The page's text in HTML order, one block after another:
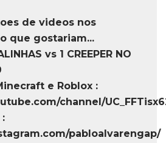
de videos nos
que gostariam...
vs 1 CREEPER NO
e Roblox :
channel/
pabloalvarengap/